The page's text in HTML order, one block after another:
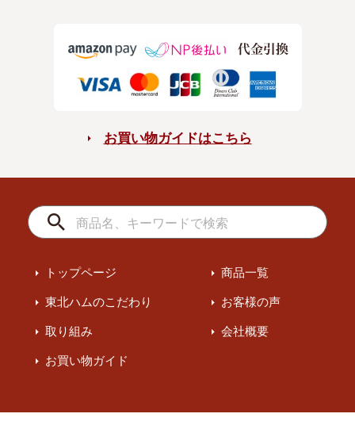
お買い物ガイドはこちら
トップページ 商品一覧
東北ハムのこだわり お客様の声
取り組み 会社概要
お買い物ガイド